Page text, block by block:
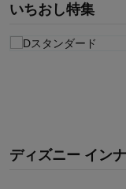
いちおし特集
ディズニー イン